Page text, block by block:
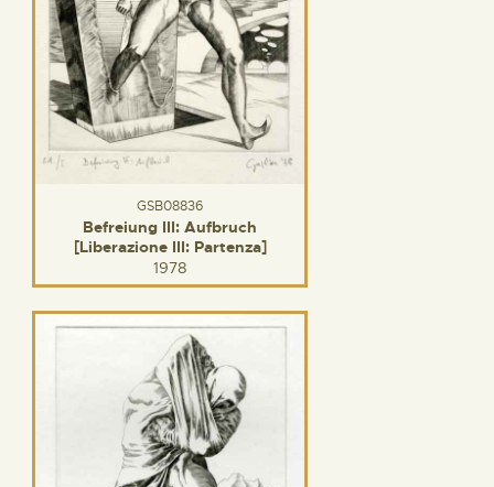
GSB08836
Befreiung III: Aufbruch
[Liberazione III: Partenza]
1978